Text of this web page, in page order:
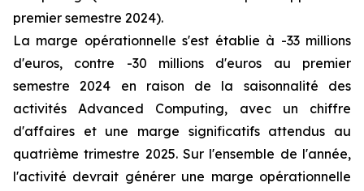
premier semestre 2024).
La marge opérationnelle s'est établie à -33 millions
d'euros, contre -30 millions d'euros au premier
semestre 2024 en raison de la saisonnalité des
activitésAdvanced Computing, avec un chiffre
d'affaires et une marge significatifs attendus au
quatrième trimestre 2025. Sur l'ensemble de l'année,
l'activité devrait générer une marge opérationnelle